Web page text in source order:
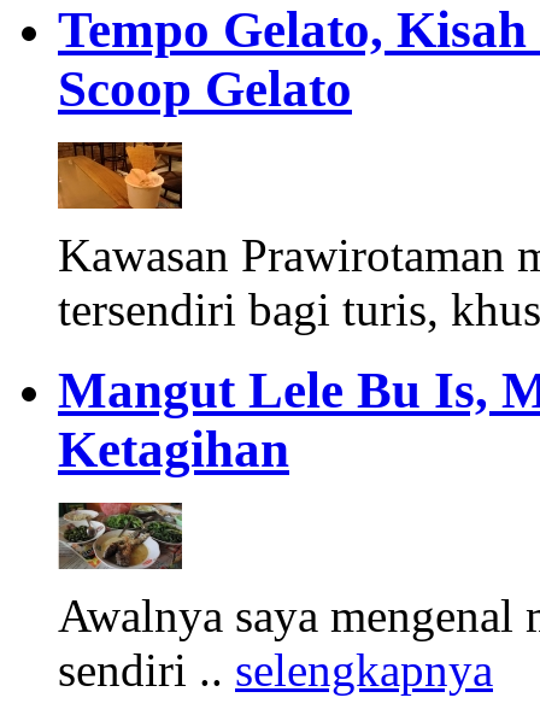
Tempo Gelato,
Scoop Gelato
Kawasan Prawirotaman
tersendiri bagi turis,
Mangut Lele Bu Is,
Ketagihan
Awalnya saya mengenal
sendiri .. selengkapnya